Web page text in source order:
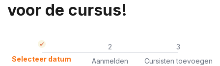
voor de cursus!
Selecteer datum
2
Aanmelden
3
Cursisten toevoegen